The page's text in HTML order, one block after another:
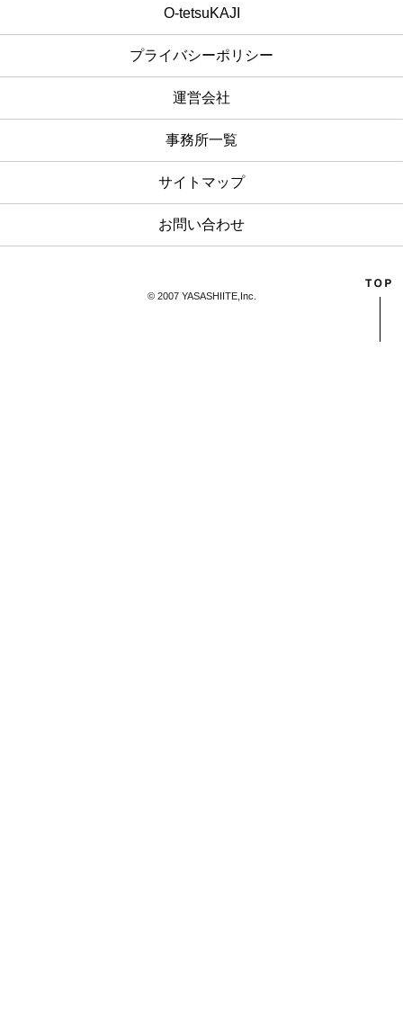
O-tetsuKAJI
プライバシーポリシー
運営会社
事務所一覧
サイトマップ
お問い合わせ
© 2007 YASASHIITE,Inc.